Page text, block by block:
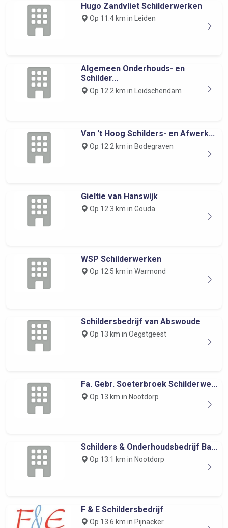
Hugo Zandvliet Schilderwerken
Op 11.4 km in Leiden
Algemeen Onderhouds- en
Schilder...
Op 12.2 km in Leidschendam
Van 't Hoog Schilders- en Afwerk...
Op 12.2 km in Bodegraven
Gieltie van Hanswijk
Op 12.3 km in Gouda
WSP Schilderwerken
Op 12.5 km in Warmond
Schildersbedrijf van Abswoude
Op 13 km in Oegstgeest
Fa. Gebr. Soeterbroek Schilderwe...
Op 13 km in Nootdorp
Schilders & Onderhoudsbedrijf Ba...
Op 13.1 km in Nootdorp
F & E Schildersbedrijf
Op 13.6 km in Pijnacker